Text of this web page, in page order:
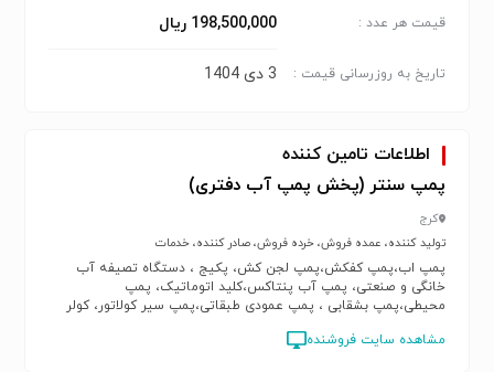
قیمت هر عدد : 198,500,000 ریال
تاریخ به روزرسانی قیمت : 3 دی 1404
اطلاعات تامین کننده
پمپ سنتر (پخش پمپ آب دفتری)
کرج
تولید کننده، عمده فروش، خرده فروش، صادر کننده، خدمات
پمپ اب،پمپ کفکش،پمپ لجن کش، پکیج ، دستگاه تصیفه آب
خانگی و صنعتی، پمپ آب پنتاکس،کلید اتوماتیک، پمپ
محیطی،پمپ بشقابی ، پمپ عمودی طبقاتی،پمپ سیر کولاتور، کولر
جانبی پمپ
مشاهده سایت فروشنده